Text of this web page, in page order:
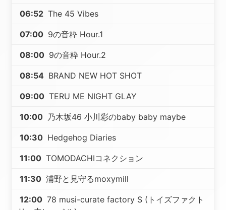
06:52 The 45 Vibes
07:00 9の音粋 Hour.1
08:00 9の音粋 Hour.2
08:54 BRAND NEW HOT SHOT
09:00 TERU ME NIGHT GLAY
10:00 乃木坂46 小川彩のbaby baby maybe
10:30 Hedgehog Diaries
11:00 TOMODACHIコネクション
11:30 浦野と見守るmoxymill
12:00 78 musi-curate factory S (トイズファクト